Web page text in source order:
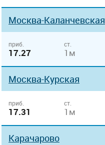
Москва-Каланчевская
приб.
17.27
ст.
1м
Москва-Курская
приб.
17.31
ст.
1м
Карачарово